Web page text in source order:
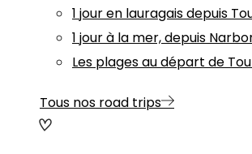
1 jour en lauragais depuis
1 jour à la mer, depuis
Les plages au départ de
Tous nos road trips